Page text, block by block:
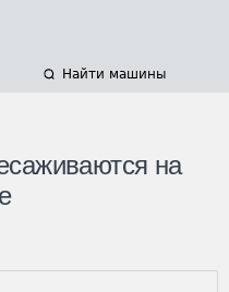
Найти машины
на